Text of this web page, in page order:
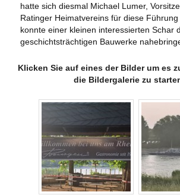
hatte sich diesmal Michael Lumer,
Ratinger Heimatvereins für diese
konnte einer kleinen interessierten Schar
geschichtsträchtigen Bauwerke
Klicken Sie auf eines der Bilder um es
die Bildergalerie zu